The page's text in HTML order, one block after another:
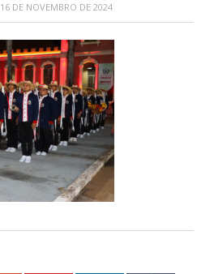
16 DE NOVEMBRO DE 2024